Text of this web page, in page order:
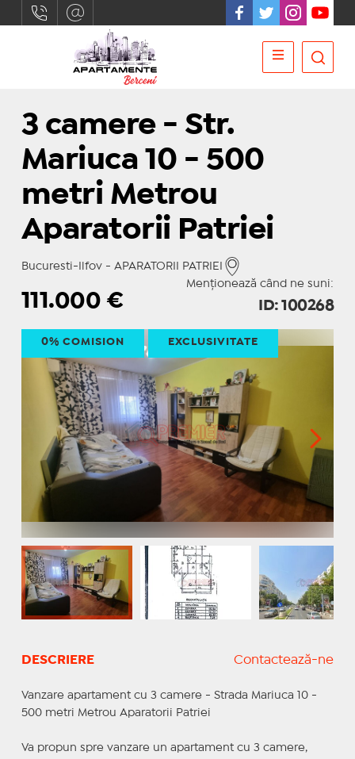
3 camere - Str.
Mariuca 10 - 500
metri Metrou
Aparatorii Patriei
Bucuresti-Ilfov - APARATORII PATRIEI
Menționează când ne suni:
111.000 € ID: 100268
0% COMISION EXCLUSIVITATE
DESCRIERE Contactează-ne
Vanzare apartament cu 3 camere - Strada Mariuca 10 -
500 metri Metrou Aparatorii Patriei
Va propun spre vanzare un apartament cu 3 camere,